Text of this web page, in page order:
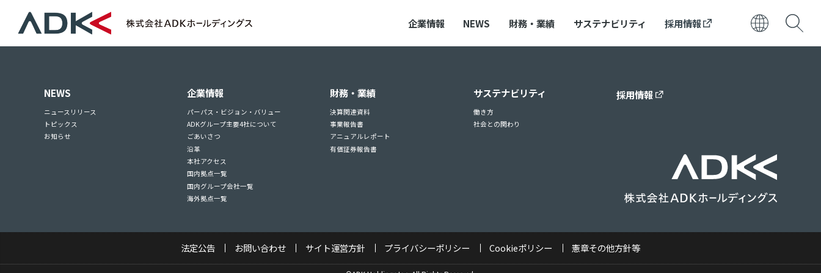
企業情報 NEWS 財務・業績 サステナビリティ 採用情報
NEWS
ニュースリリース
トピックス
お知らせ
企業情報
パーパス・ビジョン・バリュー
ADKグループ主要4社について
ごあいさつ
沿革
本社アクセス
国内拠点一覧
国内グループ会社一覧
海外拠点一覧
財務・業績
決算関連資料
事業報告書
アニュアルレポート
有価証券報告書
サステナビリティ
働き方
社会との関わり
採用情報
法定公告 お問い合わせ サイト運営方針 プライバシーポリシー Cookieポリシー 憲章その他方針等